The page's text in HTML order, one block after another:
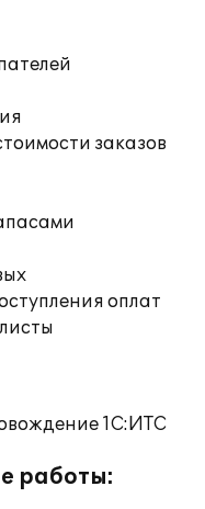
заказов
оплат
1С:ИТС
работы: